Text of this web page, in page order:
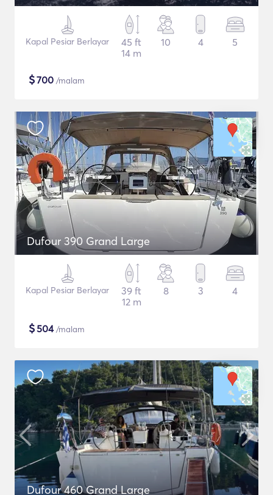
Kapal Pesiar Berlayar
45 ft
14 m
10 4 5
$700 /malam
Dufour 390 Grand Large
Kapal Pesiar Berlayar
39 ft
12 m
8 3 4
$504/malam
Dufour 460 Grand Large